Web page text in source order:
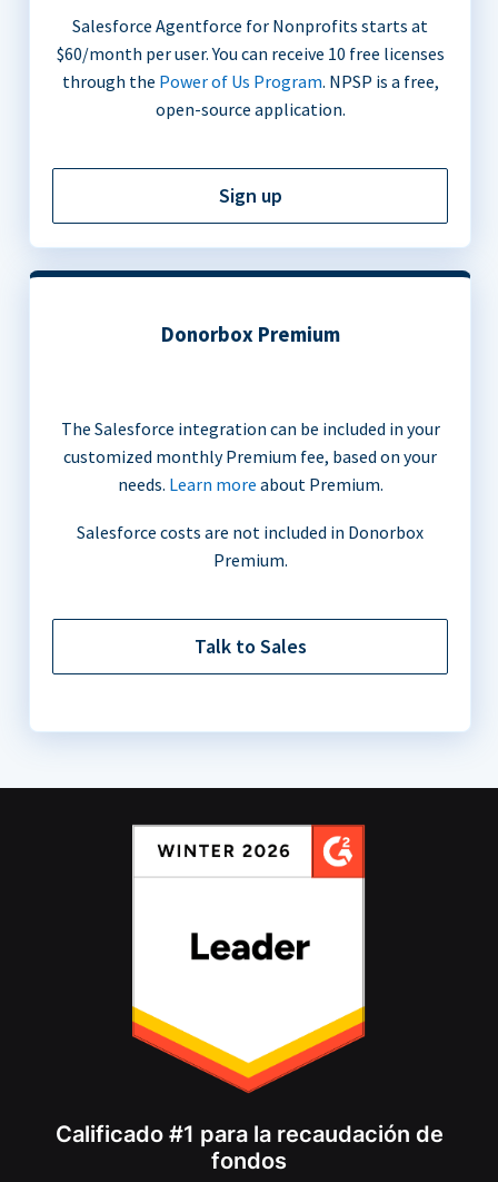
Salesforce Agentforce for Nonprofits starts at
$60/month per user. You can receive 10 free licenses
through the Power of Us Program. NPSP is a free,
open-source application.
Sign up
Donorbox Premium
The Salesforce integration can be included in your
customized monthly Premium fee, based on your
needs. Learn more about Premium.
Salesforce costs are not included in Donorbox
Premium.
Talk to Sales
Calificado #1 para la recaudación de
fondos